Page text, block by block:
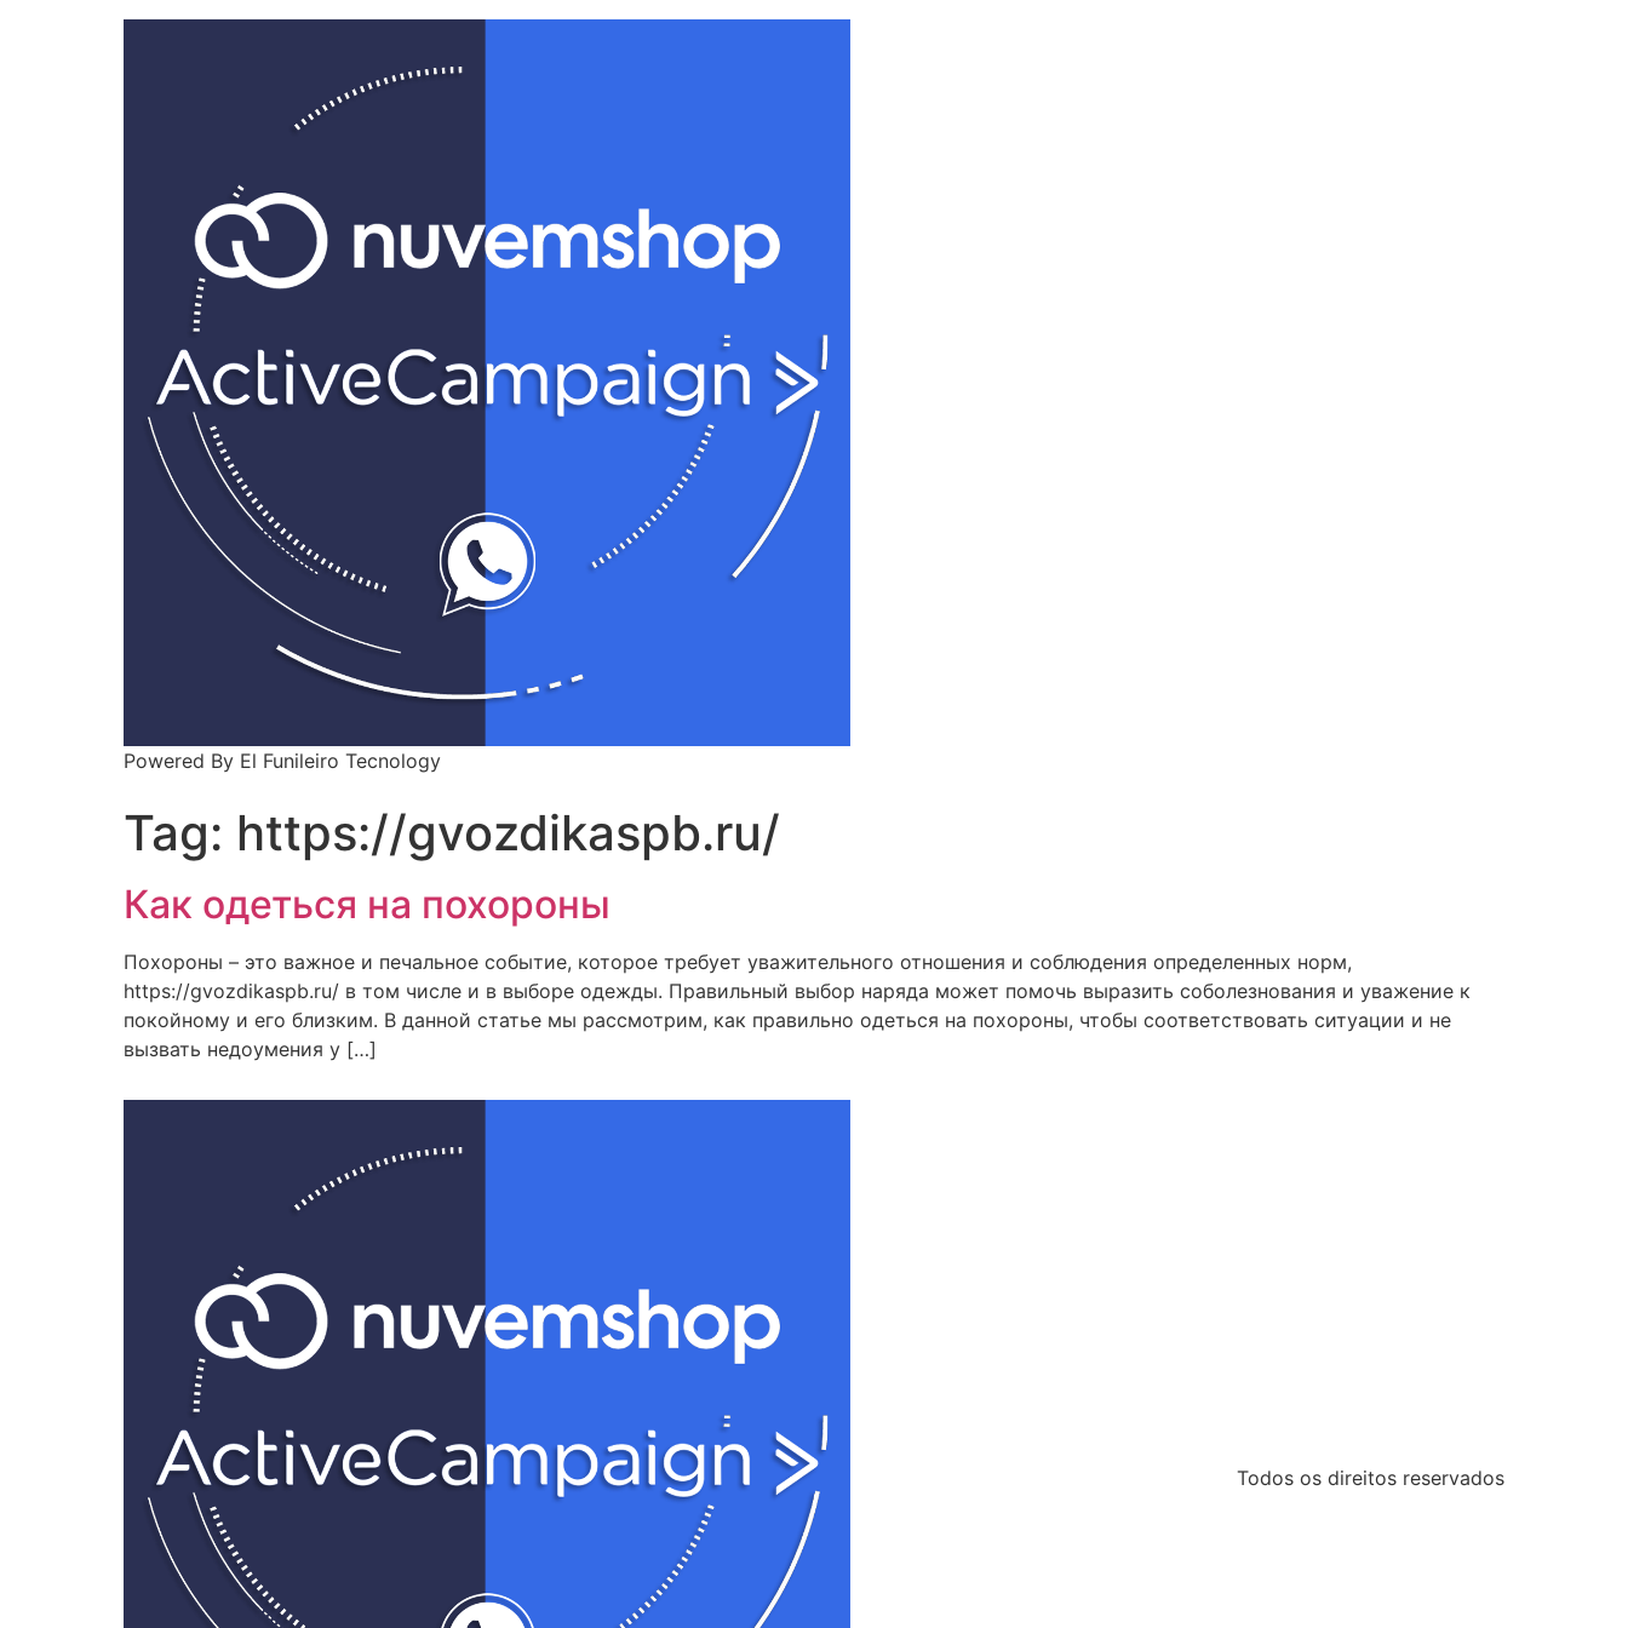
Powered By El Funileiro Tecnology
Tag: https://gvozdikaspb.ru/
Как одеться на похороны
Похороны – это важное и печальное событие, которое требует уважительного отношения и соблюдения определенных норм,
https://gvozdikaspb.ru/ в том числе и в выборе одежды. Правильный выбор наряда может помочь выразить соболезнования и уважение к
покойному и его близким. В данной статье мы рассмотрим, как правильно одеться на похороны, чтобы соответствовать ситуации и не
вызвать недоумения у […]
Todos os direitos reservados